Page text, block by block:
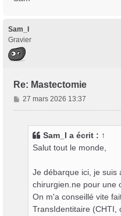
Sam_I
Gravier
Re: Mastectomie
M
e
27 mars 2026 13:37
Sam_I a écrit : ↑
Salut tout le monde,
Je débarque ici, je suis
chirurgien.ne pour une
On m'a conseillé vite
TransIdentitaire (CHTI,